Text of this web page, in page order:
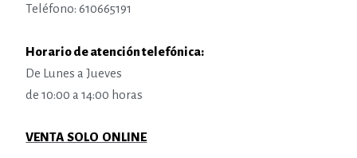
Teléfono: 610665191
Horario de atención telefónica:
De Lunes a Jueves
de 10:00 a 14:00 horas
VENTA SOLO ONLINE